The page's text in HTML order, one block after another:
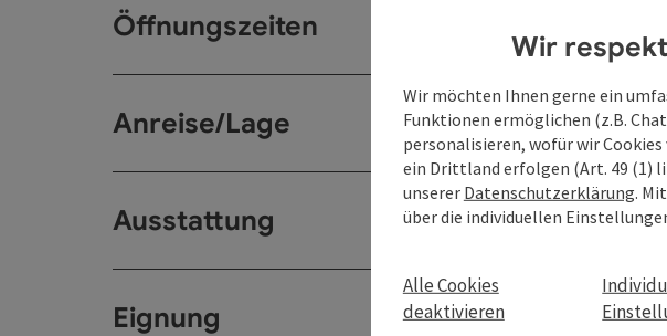
Öffnungszeiten
Anreise/Lage
Ausstattung
Eignung
Wir
Wir möchten Ihnen gerne ein
Funktionen ermöglichen (z.B.
personalisieren, wofür wir
ein Drittland erfolgen (Art. 49 (1)
unserer Datenschutzerklärung.
über die individuellen
Alle Cookies
deaktivieren